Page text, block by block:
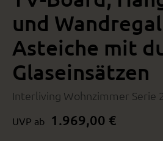
und
Asteiche mit
Glaseinsätzen
Interliving Wohnzimmer Serie
UVP ab 1.969,00 €